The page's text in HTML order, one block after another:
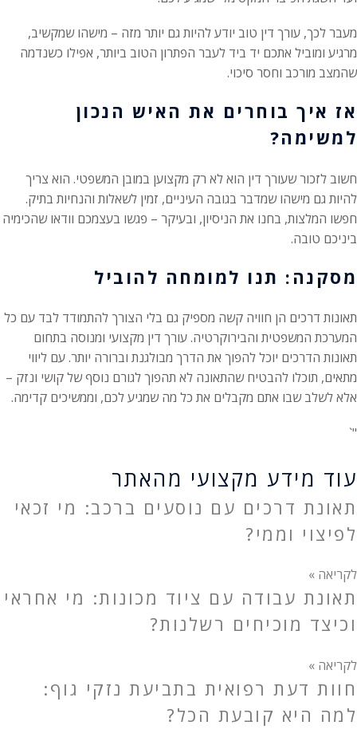
מעבר לכך, עורך דין טוב יודע להיות גם יותר מזה – מישהו שמקשיב,
מרגיע ומוביל אתכם יד ביד לעבר הפתרון הטוב ביותר, אפילו כשנדמה
שהמצב מורכב וחסר סיכוי.
אז איך בוחרים את האיש הנכון
למשימה?
חשוב לזכור שעורך דין הוא לא רק מקצוען במובן המשפטי. הוא צריך
להיות גם מישהו שמדבר בגובה העיניים, זמין לשאלות והנחיות בתיק.
חפשו המלצות, בחנו את הניסיון, ובעיקר – פגשו בעצמכם וודאו שהכימיה
ביניכם טובה.
מסקנה: תנו למומחה להוביל
תאונות דרכים הן חוויה קשה מספיק גם בלי הצורך להתמודד לבד עם כל
המערכת המשפטית והבירוקרטיה. עורך דין מקצועי ומנוסה בתחום
תאונות הדרכים יוכל להפוך את הדרך מבולגנת וברורה יותר. עם ליווי
מתאים, תוכלו להבטיח שהתאונה לא תהפוך לגורם נוסף של קושי ונזק –
אלא לשלב שבו אתם מקבלים את כל מה שמגיע לכם, וממשיכים קדימה.
"`
עוד מידע מקצועי מהאתר
תאונת דרכים עם נוסעים ברכב: מי זכאי
לפיצוי וממי?
לקריאה »
תאונת עבודה עם ציוד מכונות: מי אחראי
וכיצד מוכיחים רשלנות?
לקריאה »
חוות דעת רפואית בתביעת נזקי גוף:
למה היא קובעת הכל?